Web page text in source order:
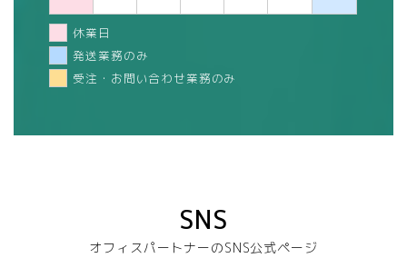
休業日
発送業務のみ
受注・お問い合わせ業務のみ
SNS
オフィスパートナーのSNS公式ページ